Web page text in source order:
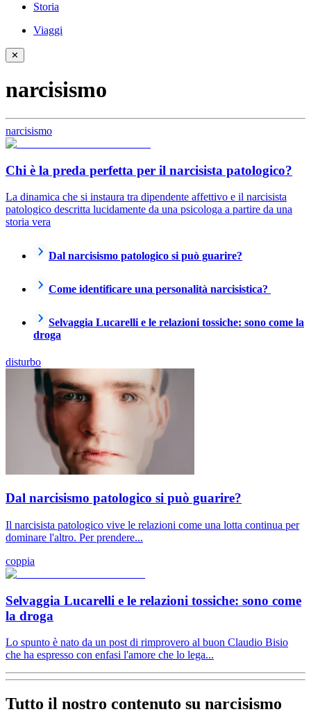
Storia
Viaggi
✕
narcisismo
narcisismo
Chi è la preda perfetta per il narcisista patologico?
La dinamica che si instaura tra dipendente affettivo e il narcisista
patologico descritta lucidamente da una psicologa a partire da una
storia vera
Dal narcisismo patologico si può guarire?
Come identificare una personalità narcisistica?
Selvaggia Lucarelli e le relazioni tossiche: sono come la
droga
disturbo
Dal narcisismo patologico si può guarire?
Il narcisista patologico vive le relazioni come una lotta continua per
dominare l'altro. Per prendere...
coppia
Selvaggia Lucarelli e le relazioni tossiche: sono come
la droga
Lo spunto è nato da un post di rimprovero al buon Claudio Bisio
che ha espresso con enfasi l'amore che lo lega...
Tutto il nostro contenuto su narcisismo